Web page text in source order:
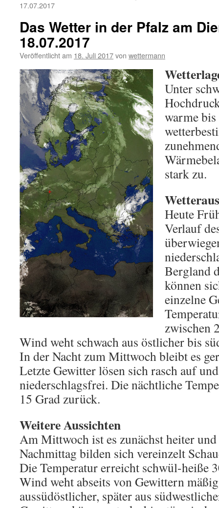
17.07.2017
Das Wetter in der Pfalz am
18.07.2017
Veröffentlicht am 18. Juli 2017von wettermann
Unter
warme
stark zu.
Heute
Verlauf
Bergland
können
einzelne
zwischen
Wind weht schwach aus östlicher bis
In der Nacht zum Mittwoch bleibt es
Letzte Gewitter lösen sich rasch auf
niederschlagsfrei. Die nächtliche
15 Grad zurück.
Weitere Aussichten
Am Mittwoch ist es zunächst heiter
Nachmittag bilden sich vereinzelt
Die Temperatur erreicht schwül-heiße
Wind weht abseits von Gewittern
aussüdöstlicher, später aus